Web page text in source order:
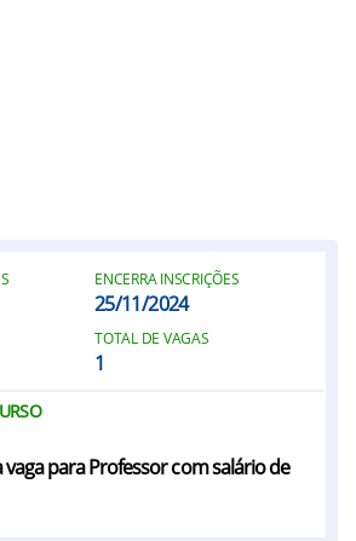
ENCERRA INSCRIÇÕES
25/11/2024
TOTAL DE VAGAS
1
para Professor com salário de